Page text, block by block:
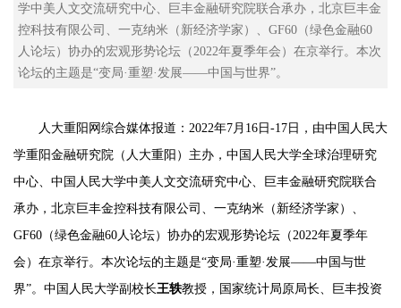
学中美人文交流研究中心、巨丰金融研究院联合承办，北京巨丰金
控科技有限公司、一克纳米（新经济学家）、GF60（绿色金融60
人论坛）协办的宏观形势论坛（2022年夏季年会）在京举行。本次
论坛的主题是“变局·重塑·发展——中国与世界”。
人大重阳网综合媒体报道：2022年7月16日-17日，由中国人民大
学重阳金融研究院（人大重阳）主办，中国人民大学全球治理研究
中心、中国人民大学中美人文交流研究中心、巨丰金融研究院联合
承办，北京巨丰金控科技有限公司、一克纳米（新经济学家）、
GF60（绿色金融60人论坛）协办的宏观形势论坛（2022年夏季年
会）在京举行。本次论坛的主题是“变局·重塑·发展——中国与世
界”。中国人民大学副校长王轶教授，国家统计局原局长、巨丰投资